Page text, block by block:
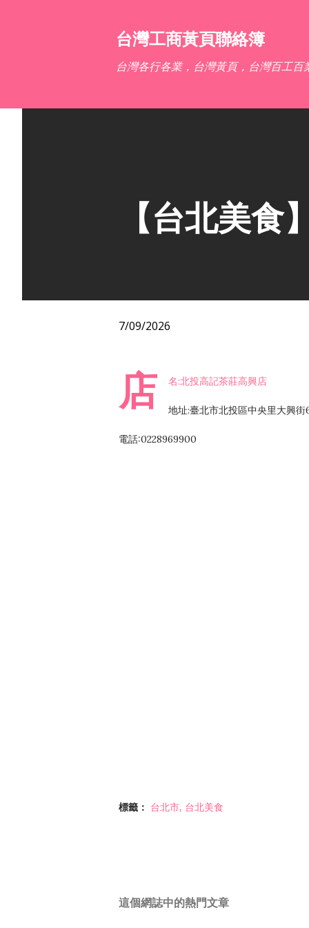
台灣工商黃頁聯絡簿
台灣各行各業，台灣黃頁，台灣百工百
【台北美
7/09/2026
店 名:北投高記茶莊高興店
地址:臺北市北投區中央里大興街
電話:0228969900
標籤： 台北市 台北美食
這個網誌中的熱門文章